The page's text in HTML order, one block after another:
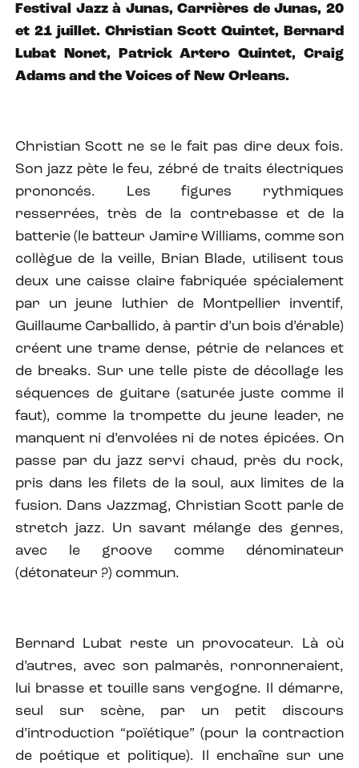
Festival Jazz à Junas, Carrières de Junas, 20
et 21 juillet. Christian Scott Quintet, Bernard
Lubat Nonet, Patrick Artero Quintet, Craig
Adams and the Voices of New Orleans.
Christian Scott ne se le fait pas dire deux fois.
Son jazz pète le feu, zébré de traits électriques
prononcés. Les figures rythmiques
resserrées, très de la contrebasse et de la
batterie (le batteur Jamire Williams, comme son
collègue de la veille, Brian Blade, utilisent tous
deux une caisse claire fabriquée spécialement
par un jeune luthier de Montpellier inventif,
Guillaume Carballido, à partir d’un bois d’érable)
créent une trame dense, pétrie de relances et
de breaks. Sur une telle piste de décollage les
séquences de guitare (saturée juste comme il
faut), comme la trompette du jeune leader, ne
manquent ni d’envolées ni de notes épicées. On
passe par du jazz servi chaud, près du rock,
pris dans les filets de la soul, aux limites de la
fusion. Dans Jazzmag, Christian Scott parle de
stretch jazz. Un savant mélange des genres,
avec le groove comme dénominateur
(détonateur ?) commun.
Bernard Lubat reste un provocateur. Là où
d’autres, avec son palmarès, ronronneraient,
lui brasse et touille sans vergogne. Il démarre,
seul sur scène, par un petit discours
d’introduction “poïétique” (pour la contraction
de poétique et politique). Il enchaîne sur une